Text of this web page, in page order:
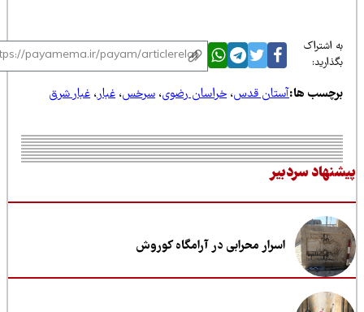
اشتراک
ها:آستان قدس،خراسان رضوی،سرخس،غبار، غبار شرق
سردبیر
اسرار محرابی در آرامگاه کوروش